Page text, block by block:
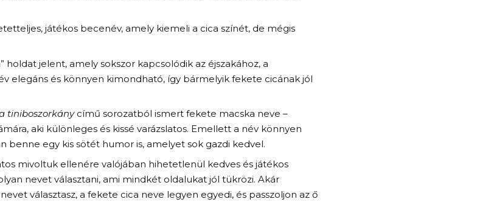
játékos becenév, amely kiemeli a cica színét, de mégis
holdat jelent, amely sokszor kapcsolódik az éjszakához, a
elegáns és könnyen kimondható, így bármelyik fekete cicának jól
tiniboszorkánycímű sorozatból ismert fekete macska neve –
aki különleges és kissé varázslatos. Emellett a név könnyen
benne egy kis sötét humor is, amelyet sok gazdi kedvel.
mivoltuk ellenére valójában hihetetlenül kedves és játékos
nevet választani, ami mindkét oldalukat jól tükrözi. Akár
választasz, a fekete cica neve legyen egyedi, és passzoljon az ő